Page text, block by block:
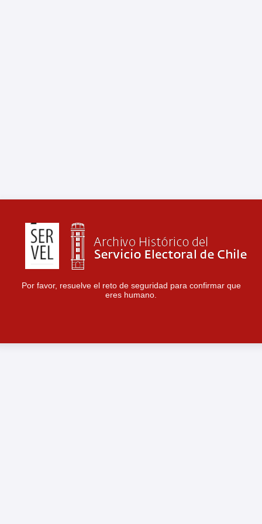
Por favor, resuelve el reto de seguridad para confirmar que
eres humano.